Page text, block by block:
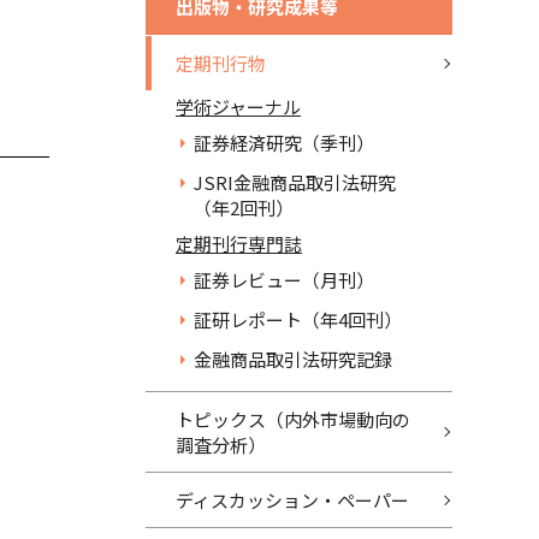
出版物・研究成果等
定期刊行物
学術ジャーナル
証券経済研究（季刊）
JSRI金融商品取引法研究
（年2回刊）
定期刊行専門誌
証券レビュー（月刊）
証研レポート（年4回刊）
金融商品取引法研究記録
トピックス（内外市場動向の
調査分析）
ディスカッション・ペーパー